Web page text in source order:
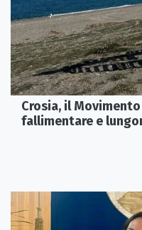
Crosia, il
fallimentare e